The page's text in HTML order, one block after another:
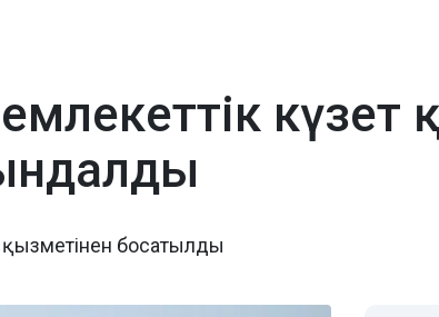
күзет
қызметінен босатылды